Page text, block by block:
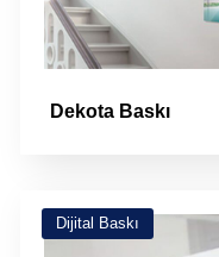
Dekota Baskı
Dijital Baskı